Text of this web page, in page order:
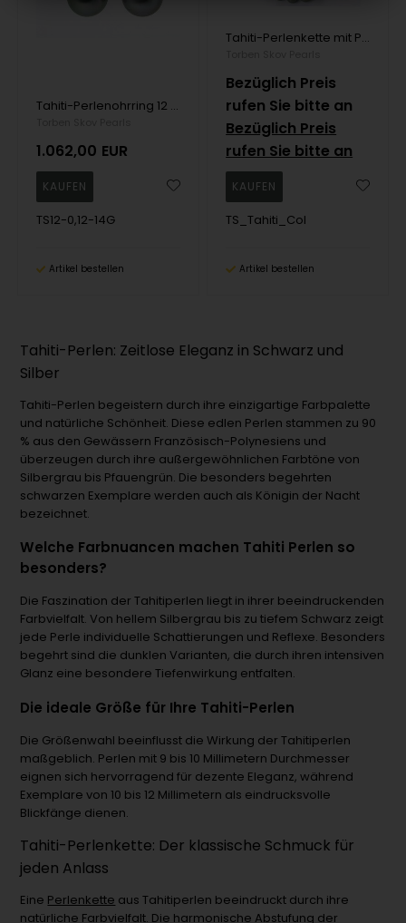
Tahiti-Perlenohrring 12 mm fast rund mit 0,12 ct Diamanten
1.062,00 EUR
TS12-0,12-14G
Artikel bestellen
Tahiti-Perlenkette mit Perlen von 10,5 bis 9,5 mm, 42 cm
Bezüglich Preis
rufen Sie bitte an
Bezüglich Preis
rufen Sie bitte an
TS_Tahiti_Col
Artikel bestellen
Tahiti-Perlen: Zeitlose Eleganz in Schwarz und
Silber
Tahiti-Perlen begeistern durch ihre einzigartige Farbpalette
und natürliche Schönheit. Diese edlen Perlen stammen zu 90
% aus den Gewässern Französisch-Polynesiens und
überzeugen durch ihre außergewöhnlichen Farbtöne von
Silbergrau bis Pfauengrün. Die besonders begehrten
schwarzen Exemplare werden auch als Königin der Nacht
bezeichnet.
Welche Farbnuancen machen Tahiti Perlen so
besonders?
Die Faszination der Tahitiperlen liegt in ihrer beeindruckenden
Farbvielfalt. Von hellem Silbergrau bis zu tiefem Schwarz zeigt
jede Perle individuelle Schattierungen und Reflexe. Besonders
begehrt sind die dunklen Varianten, die durch ihren intensiven
Glanz eine besondere Tiefenwirkung entfalten.
Die ideale Größe für Ihre Tahiti-Perlen
Die Größenwahl beeinflusst die Wirkung der Tahitiperlen
maßgeblich. Perlen mit 9 bis 10 Millimetern Durchmesser
eignen sich hervorragend für dezente Eleganz, während
Exemplare von 10 bis 12 Millimetern als eindrucksvolle
Blickfänge dienen.
Tahiti-Perlenkette: Der klassische Schmuck für
jeden Anlass
Eine Perlenkette aus Tahitiperlen beeindruckt durch ihre
natürliche Farbvielfalt. Die harmonische Abstufung der